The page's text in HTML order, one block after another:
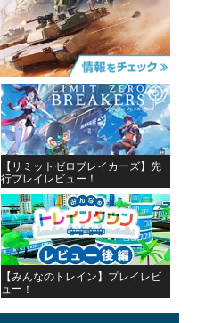
【リミットゼロブレイカーズ】先
行プレイレビュー！
【みんなのトレイン】プレイレビ
ュー！